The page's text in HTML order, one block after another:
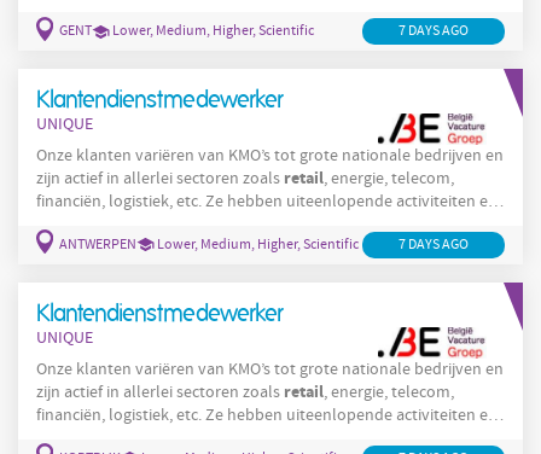
omgeving kunnen vinden — van een familiale KMO tot een
oplossen
GENT Lower, Medium, Higher, Scientific 7 DAYS AGO
Klantendienstmedewerker
UNIQUE
Onze klanten variëren van KMO’s tot grote nationale bedrijven en
zijn actief in allerlei sectoren zoals retail, energie, telecom,
financiën, logistiek, etc. Ze hebben uiteenlopende activiteiten en
klantprofielen, waardoor we voor elke kandidaat een passende
omgeving kunnen vinden — van een familiale KMO tot een
oplossen
ANTWERPEN Lower, Medium, Higher, Scientific 7 DAYS AGO
Klantendienstmedewerker
UNIQUE
Onze klanten variëren van KMO’s tot grote nationale bedrijven en
zijn actief in allerlei sectoren zoals retail, energie, telecom,
financiën, logistiek, etc. Ze hebben uiteenlopende activiteiten en
klantprofielen, waardoor we voor elke kandidaat een passende